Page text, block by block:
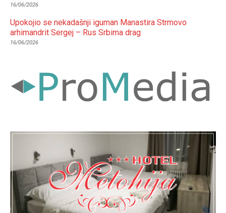
16/06/2026
Upokojio se nekadašnji iguman Manastira Strmovo
arhimandrit Sergej – Rus Srbima drag
16/06/2026